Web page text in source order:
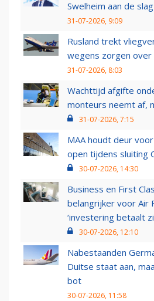
Swelheim aan de
31-07-2026, 9:09
Rusland trekt
wegens zorgen over
31-07-2026, 8:03
Wachttijd afgifte
monteurs neemt af,
31-07-2026, 7:15
MAA houdt deur
open tijdens sluiting
30-07-2026, 14:30
Business en First
belangrijker voor Air
‘investering betaalt
30-07-2026, 12:10
Nabestaanden
Duitse staat aan,
bot
30-07-2026, 11:58